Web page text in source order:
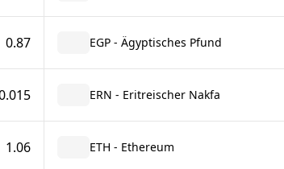
0.87 EGP - Ägyptisches Pfund
ERN - Eritreischer Nakfa
1.06 ETH - Ethereum